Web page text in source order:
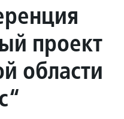
проект
области